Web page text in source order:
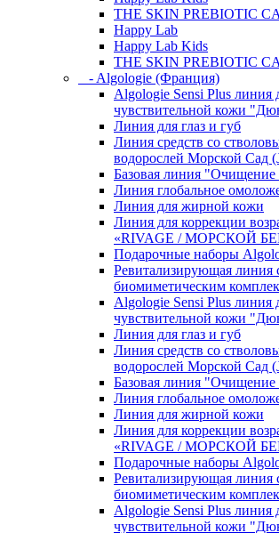
THE SKIN PREBIOTIC
Happy Lab
Happy Lab Kids
THE SKIN PREBIOTIC
- Algologie (Франция)
Algologie Sensi Plus линия
чувcтвительной кожи
Линия для глаз и губ
Линия средств со
водорослей Морской Сад
Базовая линия "Очищение
Линия глобальное
Линия для жирной кожи
Линия для коррекции
«RIVAGE / МОРСКОЙ
Подарочные наборы
Ревитализирующая линия
биомиметическим
Algologie Sensi Plus линия
чувcтвительной кожи
Линия для глаз и губ
Линия средств со
водорослей Морской Сад
Базовая линия "Очищение
Линия глобальное
Линия для жирной кожи
Линия для коррекции
«RIVAGE / МОРСКОЙ
Подарочные наборы
Ревитализирующая линия
биомиметическим
Algologie Sensi Plus линия
чувcтвительной кожи